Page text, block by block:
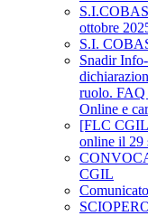
ottobre
S.I.
Snadir
ruolo. FAQ
Online e
[FLC
online il 29
CGIL